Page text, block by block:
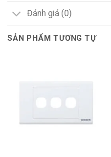
Đánh giá (0)
SẢN PHẨM TƯƠNG TỰ